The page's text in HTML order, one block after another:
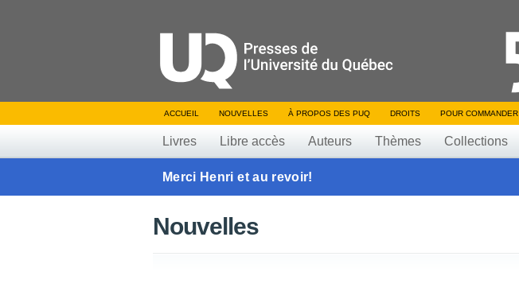
ACCUEIL NOUVELLES À PROPOS DES PUQ DROITS POUR COMMANDER
Livres Libre accès Auteurs Thèmes Collections
Merci Henri et au revoir!
Nouvelles